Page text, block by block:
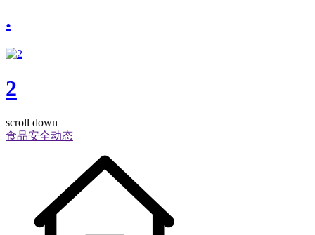
.
2
scroll down
食品安全动态